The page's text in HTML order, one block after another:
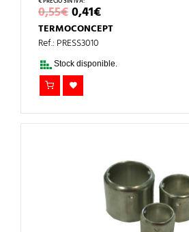
0,55€EL
PRECIO
ORIGINAL
ERA:
0,55€.
0,41€EL
PRECIO
ACTUAL
0,41€.
TERMOCONCEPT
Ref.: PRESS3010
Stock disponible.